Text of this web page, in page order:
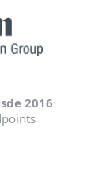
2016